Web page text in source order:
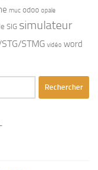
muc odoo opale
SIG simulateur
STMG vidéo word